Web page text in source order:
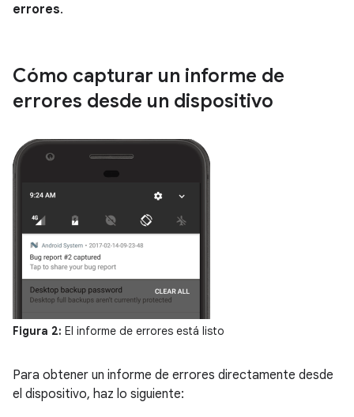
errores.
Cómo capturar un informe de
errores desde un dispositivo
Figura 2: El informe de errores está listo
Para obtener un informe de errores directamente desde
el dispositivo, haz lo siguiente: